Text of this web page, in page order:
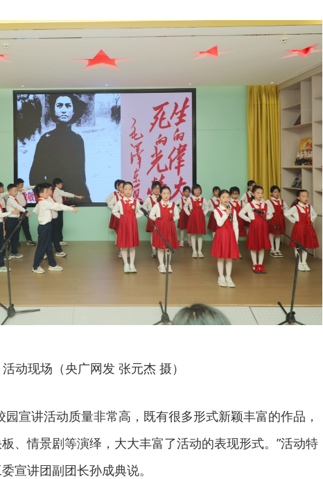
活动现场（央广网发 张元杰 摄）
园宣讲活动质量非常高，既有很多形式新颖丰富的作品，
、情景剧等演绎，大大丰富了活动的表现形式。”活动特
宣讲团副团长孙成典说。